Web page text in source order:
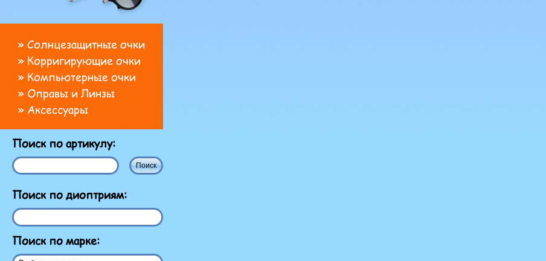
» Солнцезащитные очки
» Корригирующие очки
» Компьютерные очки
» Оправы и Линзы
» Аксессуары
Поиск по артикулу:
Поиск по диоптриям:
Поиск по марке: